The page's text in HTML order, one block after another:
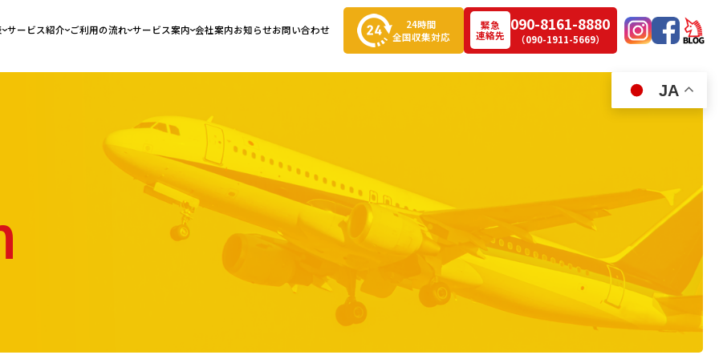
サービス紹介 ご利用の流れ サービス案内 会社案内お知らせお問い合わせ
24時間
全国収集対応
緊急
連絡先
090-8161-8880
（090-1911-5669）
JA